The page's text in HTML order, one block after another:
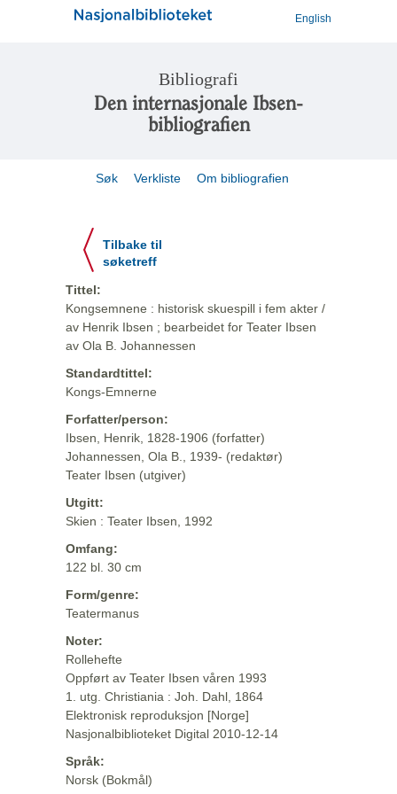
English
Bibliografi
Den internasjonale Ibsen-
bibliografien
Søk Verkliste Om bibliografien
Tilbake til
søketreff
Tittel:
Kongsemnene : historisk skuespill i fem akter /
av Henrik Ibsen ; bearbeidet for Teater Ibsen
av Ola B. Johannessen
Standardtittel:
Kongs-Emnerne
Forfatter/person:
Ibsen, Henrik, 1828-1906 (forfatter)
Johannessen, Ola B., 1939- (redaktør)
Teater Ibsen (utgiver)
Utgitt:
Skien : Teater Ibsen, 1992
Omfang:
122 bl. 30 cm
Form/genre:
Teatermanus
Noter:
Rollehefte
Oppført av Teater Ibsen våren 1993
1. utg. Christiania : Joh. Dahl, 1864
Elektronisk reproduksjon [Norge]
Nasjonalbiblioteket Digital 2010-12-14
Språk:
Norsk (Bokmål)